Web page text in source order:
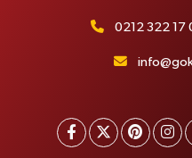
0212 322 17